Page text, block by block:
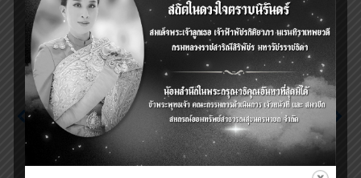
Previous
ประกาศ เรื่อง รับสมัคร
กรรมการเลือกตั้งและ
สรรหาสหกรณ์ออมทรัพย์
สาธารณสุขนครนายก
จำกัด
Next
ประกาศ เรื่อง รายชื่อผู้ทำ
หน้าที่กรรมการเลือกตั้ง
และสรรหา